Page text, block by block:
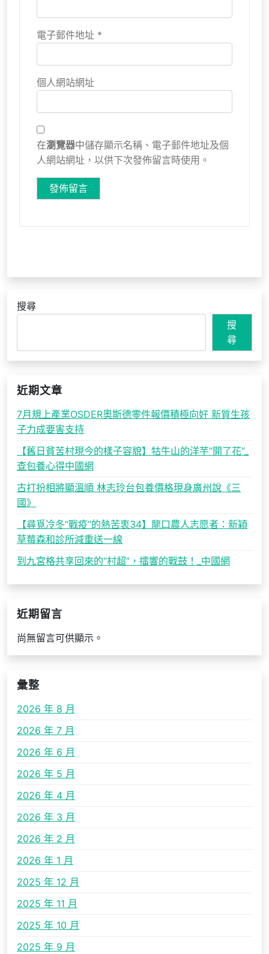
電子郵件地址 *
個人網站網址
在瀏覽器中儲存顯示名稱、電子郵件地址及個
人網站網址，以供下次發佈留言時使用。
搜尋
搜
尋
近期文章
7月規上產業OSDER奧斯德零件報價積極向好 新質生孩
子力成要害支持
【舊日貧苦村現今的樣子容貌】牯牛山的洋芋“開了花”_
查包養心得中國網
古打扮相將顯溫順 林志玲台包養價格現身廣州說《三
國》
【尋覓冷冬“戰疫”的熱苦衷34】龍口農人志愿者：新穎
草莓森和診所減重送一線
到九宮格共享回來的“村超”，擂響的戰鼓！_中國網
近期留言
尚無留言可供顯示。
彙整
2026 年 8 月
2026 年 7 月
2026 年 6 月
2026 年 5 月
2026 年 4 月
2026 年 3 月
2026 年 2 月
2026 年 1 月
2025 年 12 月
2025 年 11 月
2025 年 10 月
2025 年 9 月